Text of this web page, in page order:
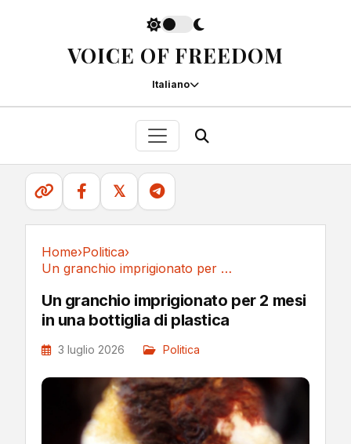
VOICE OF FREEDOM
Italiano
𝕏
Home›Politica›
Un granchio imprigionato per 2 mesi in una...
Un granchio imprigionato per 2 mesi
in una bottiglia di plastica
3 luglio 2026 Politica